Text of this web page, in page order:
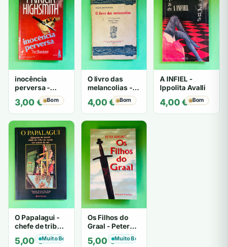
inocência
perversa -
PATRICIA
HIGHSMITH
3,00 € Bom
O livro das
melancolias -
Mantegazza
4,00€ Bom
A INFIEL -
Ippolita Avalli
4,00€ Bom
O Papalagui -
chefe de tribo
de tiavéa
5,00€Muito Bom
Os Filhos do
Graal - Peter
Berling
5,00€Muito Bom